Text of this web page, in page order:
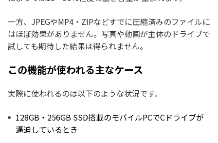
一方、JPEGやMP4・ZIPなどすでに圧縮済みのファイルに
はほぼ効果がありません。写真や動画が主体のドライブで
試しても期待した結果は得られません。
この機能が使われる主なケース
実際に使われるのは以下のような状況です。
128GB・256GB SSD搭載のモバイルPCでCドライブが
逼迫しているとき